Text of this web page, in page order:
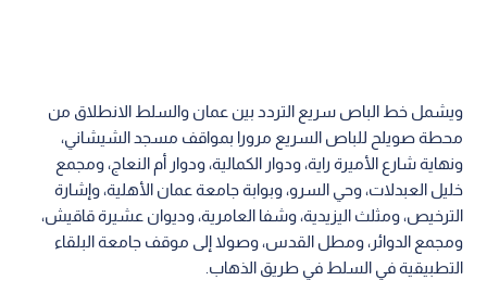
ويشمل خط الباص سريع التردد بين عمان والسلط الانطلاق من
محطة صويلح للباص السريع مرورا بمواقف مسجد الشيشاني،
ونهاية شارع الأميرة راية، ودوار الكمالية، ودوار أم النعاج، ومجمع
خليل العبدلات، وحي السرو، وبوابة جامعة عمان الأهلية، وإشارة
الترخيص، ومثلث اليزيدية، وشفا العامرية، وديوان عشيرة قاقيش،
ومجمع الدوائر، ومطل القدس، وصولا إلى موقف جامعة البلقاء
التطبيقية في السلط في طريق الذهاب.